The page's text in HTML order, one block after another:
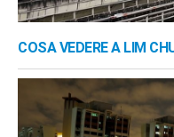
COSA VEDERE A LIM